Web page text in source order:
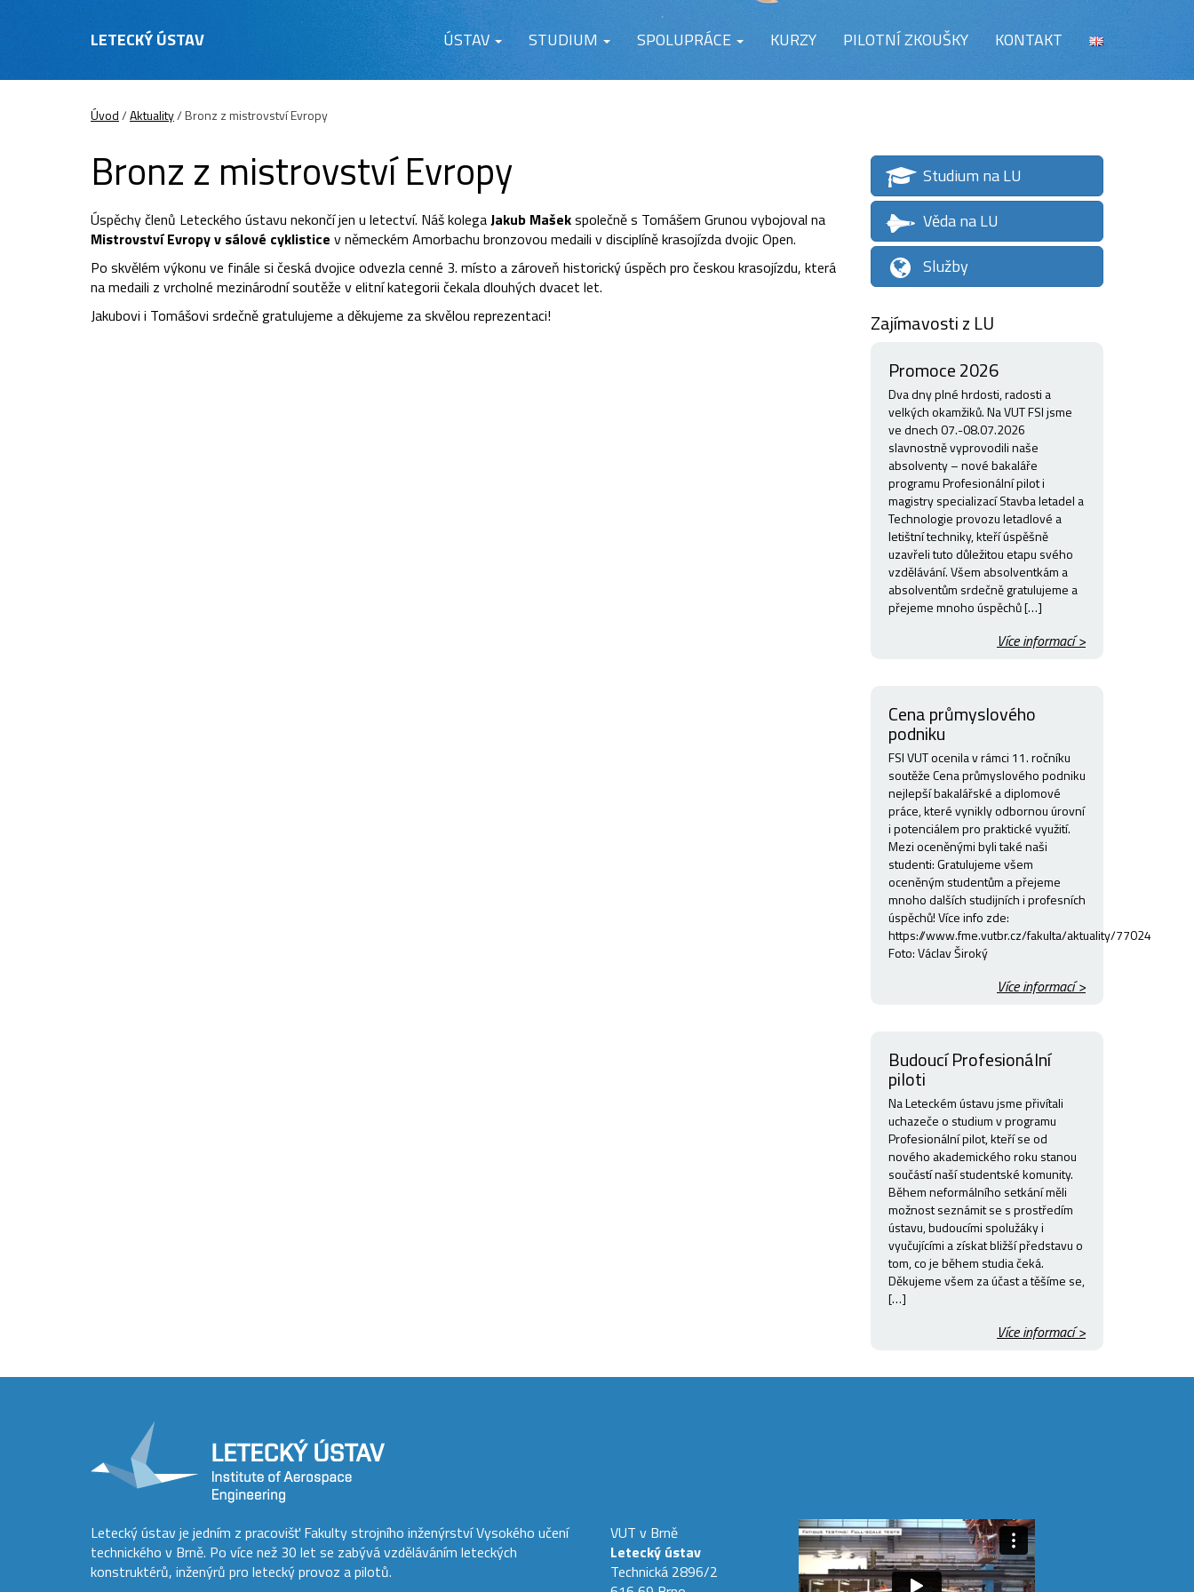
LETECKÝ ÚSTAV ÚSTAV STUDIUM SPOLUPRÁCE KURZY PILOTNÍ ZKOUŠKY KONTAKT
Úvod/Aktuality/Bronz z mistrovství Evropy
Bronz z mistrovství Evropy
Úspěchy členů Leteckého ústavu nekončí jen u letectví. Náš kolegaJakub Mašekspolečně s Tomášem Grunou vybojoval na
Mistrovství Evropy v sálové cyklistice v německém Amorbachu bronzovou medaili v disciplíně krasojízda dvojic Open.
Po skvělém výkonu ve finále si česká dvojice odvezla cenné 3. místo a zároveň historický úspěch pro českou krasojízdu, která
na medaili z vrcholné mezinárodní soutěže v elitní kategorii čekala dlouhých dvacet let.
Jakubovi i Tomášovi srdečně gratulujeme a děkujeme za skvělou reprezentaci!
Studium na LU
Věda na LU
Služby
Zajímavosti z LU
Promoce 2026
Dva dny plné hrdosti, radosti a
velkých okamžiků. Na VUT FSI jsme
ve dnech 07.-08.07.2026
slavnostně vyprovodili naše
absolventy – nové bakaláře
programu Profesionální pilot i
magistry specializací Stavba letadel a
Technologie provozu letadlové a
letištní techniky, kteří úspěšně
uzavřeli tuto důležitou etapu svého
vzdělávání. Všem absolventkám a
absolventům srdečně gratulujeme a
přejeme mnoho úspěchů […]
Více informací >
Cena průmyslového
podniku
FSI VUT ocenila v rámci 11. ročníku
soutěže Cena průmyslového podniku
nejlepší bakalářské a diplomové
práce, které vynikly odbornou úrovní
i potenciálem pro praktické využití.
Mezi oceněnými byli také naši
studenti: Gratulujeme všem
oceněným studentům a přejeme
mnoho dalších studijních i profesních
úspěchů! Více info zde:
https://www.fme.vutbr.cz/fakulta/aktuality/77024
Foto: Václav Široký
Více informací >
Budoucí Profesionální
piloti
Na Leteckém ústavu jsme přivítali
uchazeče o studium v programu
Profesionální pilot, kteří se od
nového akademického roku stanou
součástí naší studentské komunity.
Během neformálního setkání měli
možnost seznámit se s prostředím
ústavu, budoucími spolužáky i
vyučujícími a získat bližší představu o
tom, co je během studia čeká.
Děkujeme všem za účast a těšíme se,
[…]
Více informací >
Letecký ústav je jedním z pracovišť Fakulty strojního inženýrství Vysokého učení
technického v Brně. Po více než 30 let se zabývá vzděláváním leteckých
konstruktérů, inženýrů pro letecký provoz a pilotů.
VUT v Brně
Letecký ústav
Technická 2896/2